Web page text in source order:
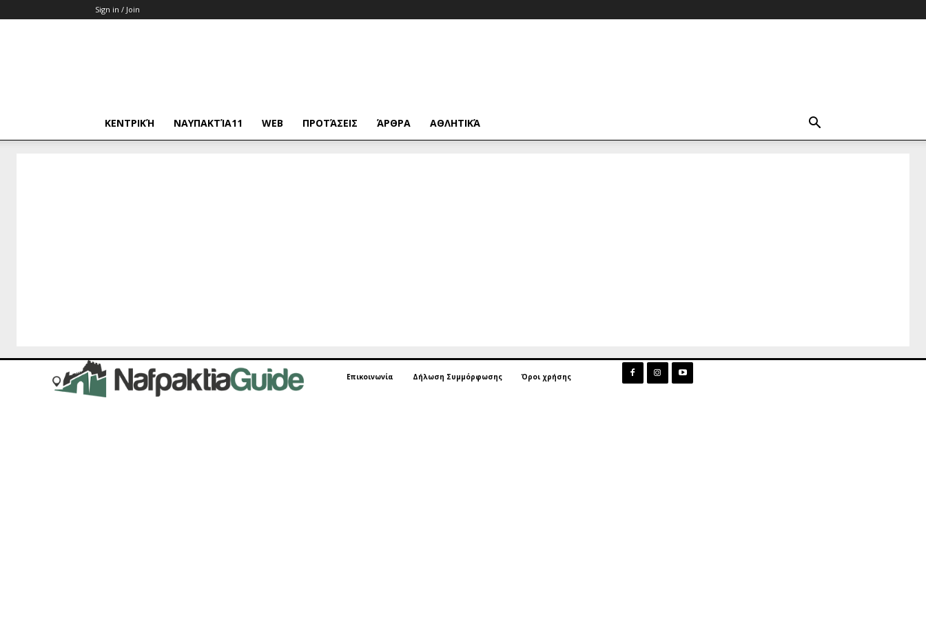
Sign in / Join
ΚΕΝΤΡΙΚΉ ΝΑΥΠΑΚΤΊΑ11 WEB ΠΡΟΤΆΣΕΙΣ ΆΡΘΡΑ ΑΘΛΗΤΙΚΆ
Επικοινωνία Δήλωση Συμμόρφωσης Όροι χρήσης